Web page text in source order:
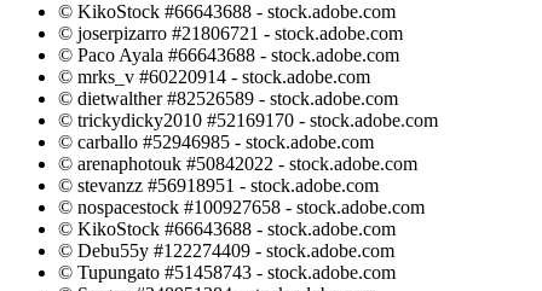
© KikoStock #66643688 - stock.adobe.com
© joserpizarro #21806721 - stock.adobe.com
© Paco Ayala #66643688 - stock.adobe.com
© mrks_v #60220914 - stock.adobe.com
© dietwalther #82526589 - stock.adobe.com
© trickydicky2010 #52169170 - stock.adobe.com
© carballo #52946985 - stock.adobe.com
© arenaphotouk #50842022 - stock.adobe.com
© stevanzz #56918951 - stock.adobe.com
© nospacestock #100927658 - stock.adobe.com
© KikoStock #66643688 - stock.adobe.com
© Debu55y #122274409 - stock.adobe.com
© Tupungato #51458743 - stock.adobe.com